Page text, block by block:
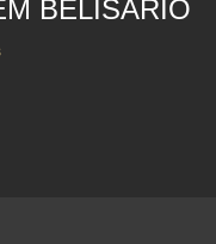
BELISÁRIO